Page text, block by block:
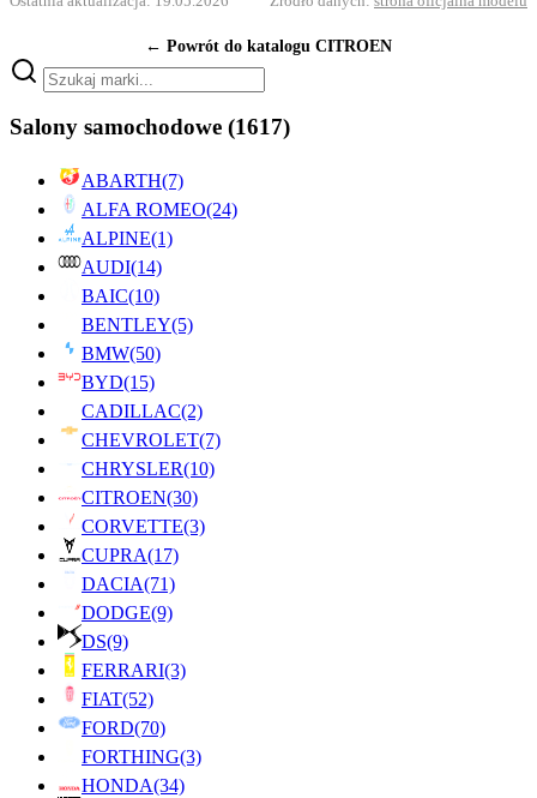
← Powrót do katalogu CITROEN
Salony samochodowe (1617)
ABARTH(7)
ALFA ROMEO(24)
ALPINE(1)
AUDI(14)
BAIC(10)
BENTLEY(5)
BMW(50)
BYD(15)
CADILLAC(2)
CHEVROLET(7)
CHRYSLER(10)
CITROEN(30)
CORVETTE(3)
CUPRA(17)
DACIA(71)
DODGE(9)
DS(9)
FERRARI(3)
FIAT(52)
FORD(70)
FORTHING(3)
HONDA(34)